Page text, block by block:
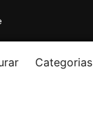
Categorias